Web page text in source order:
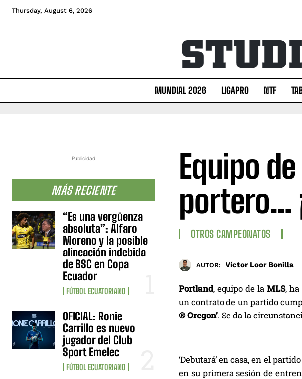
Thursday, August 6, 2026
MUNDIAL 2026 LIGAPRO NTF
Publicidad
MÁS RECIENTE
“Es una vergüenza
absoluta”: Alfaro
Moreno y la posible
alineación indebida
de BSC en Copa
Ecuador
FÚTBOL ECUATORIANO
OFICIAL: Ronie
Carrillo es nuevo
jugador del Club
Sport Emelec
FÚTBOL ECUATORIANO
Equipo
portero…
OTROS CAMPEONATOS
AUTOR: Víctor Loor Bonilla
Portland, equipo de laMLS,
un contrato de un partido
® Oregon’. Se da la
‘Debutará’ en casa, en el
en su primera sesión de